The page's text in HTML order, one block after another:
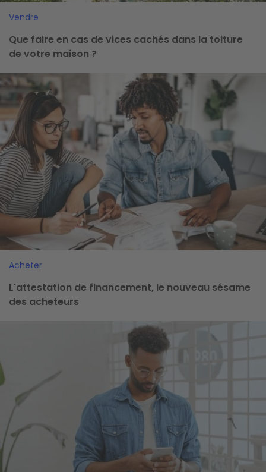
Vendre
Que faire en cas de vices cachés dans la toiture
de votre maison ?
Image
Acheter
L'attestation de financement, le nouveau sésame
des acheteurs